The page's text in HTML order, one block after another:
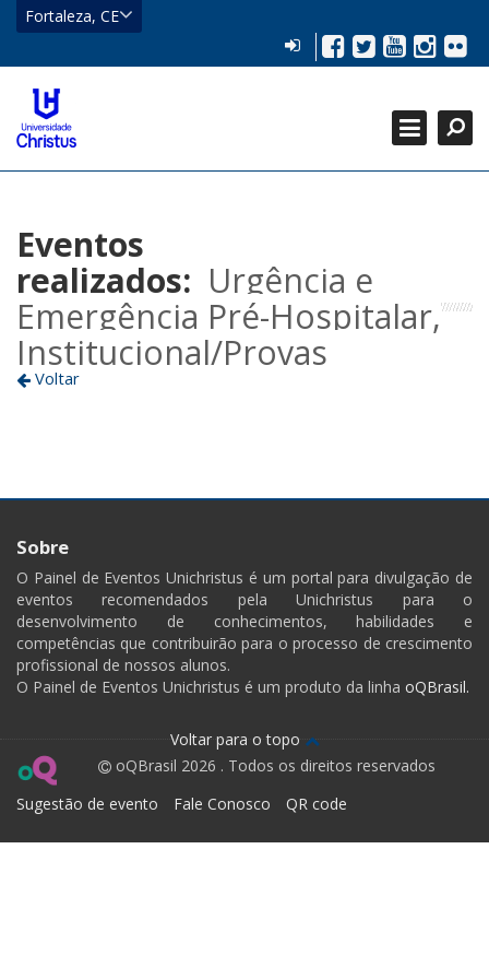
CE
Fortaleza, CE
Facebook
Twitter
LOGIN
Localizar
Eventos
realizados: Urgência e
Emergência Pré-Hospitalar,
Institucional/Provas
Voltar
Sobre
O Painel de Eventos Unichristus é um portal para divulgação de
eventos recomendados pela Unichristus para o
desenvolvimento de conhecimentos, habilidades e
competências que contribuirão para o processo de crescimento
profissional de nossos alunos.
O Painel de Eventos Unichristus é um produto da linha oQBrasil.
Voltar para o topo
oQBrasil 2026 . Todos os direitos reservados
Sugestão de evento
Fale Conosco QR code
HOME
PÓS-GRADUAÇÃO +